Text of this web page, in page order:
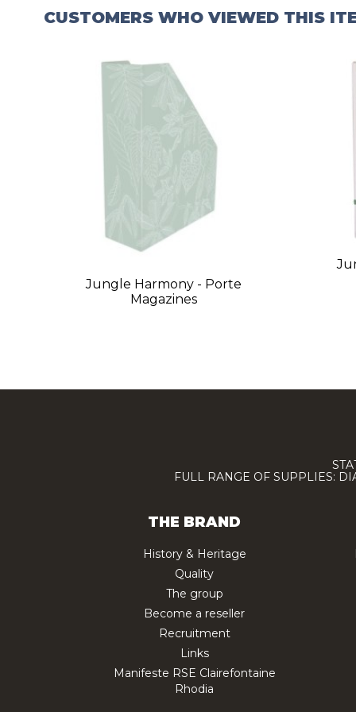
CUSTOMERS WHO VIEWED THIS
Jungle Harmony - Porte
Magazines
FULL RANGE OF SUPPLIES:
THE BRAND
History & Heritage
Quality
The group
Become a reseller
Recruitment
Links
Manifeste RSE Clairefontaine
Rhodia